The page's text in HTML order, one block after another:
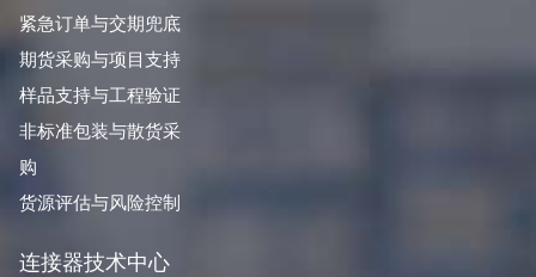
紧急订单与交期兜底
期货采购与项目支持
样品支持与工程验证
非标准包装与散货采
购
货源评估与风险控制
连接器技术中心